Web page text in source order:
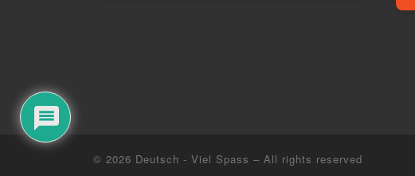
© 2026 Deutsch - Viel Spass – All rights reserved